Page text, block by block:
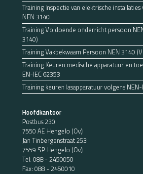
Training Inspectie van elektrische
NEN 3140
Training Voldoende onderricht persoon
3140)
Training Vakbekwaam Persoon NEN 3140
Training Keuren medische apparatuur en
EN-IEC 62353
Training keuren lasapparatuur volgens
Hoofdkantoor
Postbus 230
7550 AE Hengelo (Ov)
Jan Tinbergenstraat 253
7559 SP Hengelo (Ov)
Tel: 088 - 2450050
Fax: 088 - 2450010